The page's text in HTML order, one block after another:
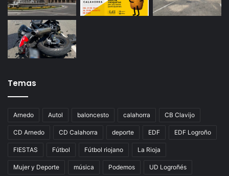
Temas
Arnedo Autol baloncesto calahorra CB Clavijo
CD Arnedo CD Calahorra deporte EDF EDF Logroño
FIESTAS Fútbol Fútbol riojano La Rioja
Mujer y Deporte música Podemos UD Logroñés